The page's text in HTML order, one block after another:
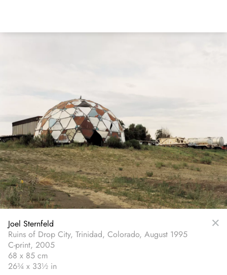
Joel Sternfeld
Ruins of Drop City, Trinidad, Colorado, August 1995
C-print, 2005
68 x 85 cm
26¾ x 33½ in